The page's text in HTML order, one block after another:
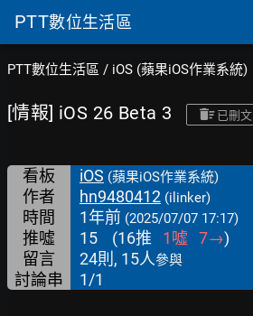
PTT數位生活區
PTT數位生活區 / iOS (蘋果iOS作業系統)
[情報] iOS 26 Beta 3 已刪文
看板 iOS (蘋果iOS作業系統)
作者 hn9480412 (ilinker)
時間 1年前 (2025/07/07 17:17)
推噓 15 (16推 1噓 7→)
留言
24則, 15人參與
討論串 1/1